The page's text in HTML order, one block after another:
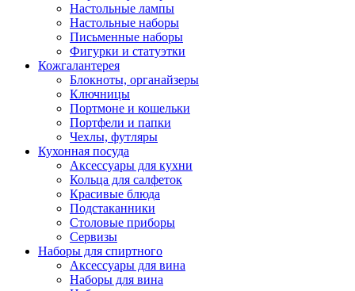
Настольные лампы
Настольные наборы
Письменные наборы
Фигурки и статуэтки
Кожгалантерея
Блокноты, органайзеры
Ключницы
Портмоне и кошельки
Портфели и папки
Чехлы, футляры
Кухонная посуда
Аксессуары для кухни
Кольца для салфеток
Красивые блюда
Подстаканники
Столовые приборы
Cервизы
Наборы для спиртного
Аксессуары для вина
Наборы для вина